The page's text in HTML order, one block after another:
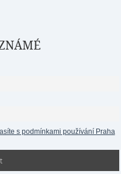
s podmínkami používání Praha